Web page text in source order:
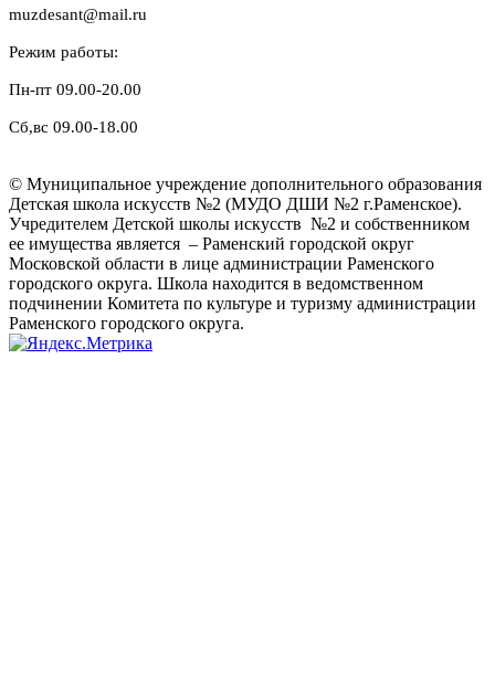
muzdesant@mail.ru
Режим работы:
Пн-пт 09.00-20.00
Сб,вс 09.00-18.00
© Муниципальное учреждение дополнительного образования
Детская школа искусств №2 (МУДО ДШИ №2 г.Раменское).
Учредителем Детской школы искусств №2 и собственником
ее имущества является – Раменский городской округ
Московской области в лице администрации Раменского
городского округа. Школа находится в ведомственном
подчинении Комитета по культуре и туризму администрации
Раменского городского округа.